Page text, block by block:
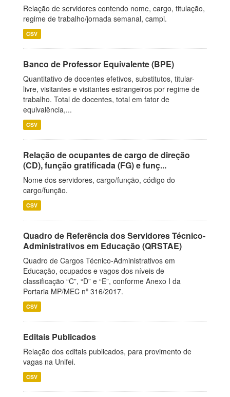
Relação de servidores contendo nome, cargo, titulação,
regime de trabalho/jornada semanal, campi.
CSV
Banco de Professor Equivalente (BPE)
Quantitativo de docentes efetivos, substitutos, titular-
livre, visitantes e visitantes estrangeiros por regime de
trabalho. Total de docentes, total em fator de
equivalência,...
CSV
Relação de ocupantes de cargo de direção
(CD), função gratificada (FG) e funç...
Nome dos servidores, cargo/função, código do
cargo/função.
CSV
Quadro de Referência dos Servidores Técnico-
Administrativos em Educação (QRSTAE)
Quadro de Cargos Técnico-Administrativos em
Educação, ocupados e vagos dos níveis de
classificação “C”, “D” e “E”, conforme Anexo I da
Portaria MP/MEC nº 316/2017.
CSV
Editais Publicados
Relação dos editais publicados, para provimento de
vagas na Unifei.
CSV